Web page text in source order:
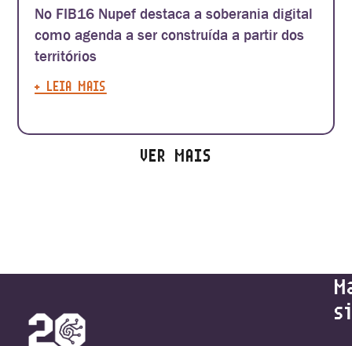
No FIB16 Nupef destaca a soberania digital
como agenda a ser construída a partir dos
territórios
+ LEIA MAIS
VER MAIS